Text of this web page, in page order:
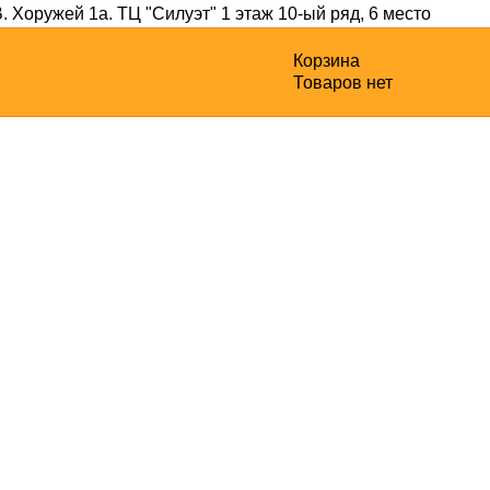
Хоружей 1а. ТЦ "Силуэт" 1 этаж 10-ый ряд, 6 место
Корзина
Товаров нет